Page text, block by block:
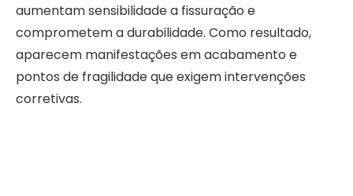
aumentam sensibilidade a fissuração e
comprometem a durabilidade. Como resultado,
aparecem manifestações em acabamento e
pontos de fragilidade que exigem intervenções
corretivas.